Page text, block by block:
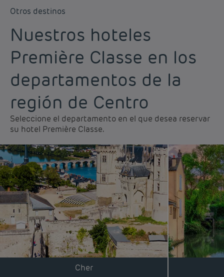
Otros destinos
Nuestros hoteles
Première Classe en los
departamentos de la
región de Centro
Seleccione el departamento en el que desea reservar
su hotel Première Classe.
Cher
Hoteles baratos París
Hoteles baratos Francia
Hoteles baratos Marsella
Hoteles baratos Burdeos
Hoteles baratos Toulouse
Avisos legales
Términos y Condiciones Generales
Política de Datos Personales